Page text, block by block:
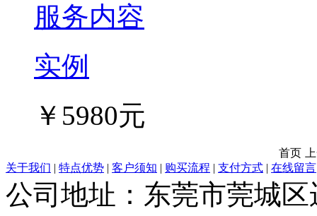
服务内容
实例
￥5980元
首页
关于我们 | 特点优势 | 客户须知 | 购买流程 | 支付方式 | 在线留言
公司地址：东莞市莞城